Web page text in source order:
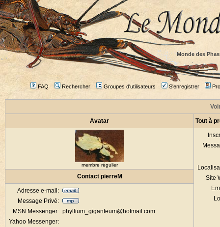
Monde des
FAQ Rechercher Groupes d'utilisateurs S'enregistrer
Avatar Tout à
membre régulier
Site
Contact pierreM
Adresse e-mail:
Message Privé:
MSN Messenger: phyllium_giganteum@hotmail.com
Yahoo Messenger: